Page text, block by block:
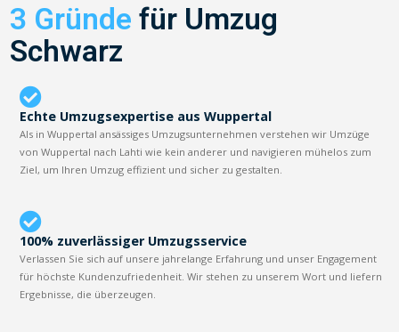
3 Gründe für Umzug
Schwarz
Echte Umzugsexpertise aus Wuppertal
Als in Wuppertal ansässiges Umzugsunternehmen verstehen wir Umzüge
von Wuppertal nach Lahti wie kein anderer und navigieren mühelos zum
Ziel, um Ihren Umzug effizient und sicher zu gestalten.
100% zuverlässiger Umzugsservice
Verlassen Sie sich auf unsere jahrelange Erfahrung und unser Engagement
für höchste Kundenzufriedenheit. Wir stehen zu unserem Wort und liefern
Ergebnisse, die überzeugen.